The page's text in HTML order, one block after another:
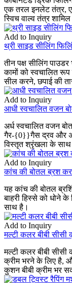
एक तरल इनलेट तंत्र,
स्विच वाल्व तंत्र
Add to Inquiry
थ्री साइड सीलिंग
तीन पक्ष सीलिंग
कामों को स्वचालित
सील करने, छपाई की
Add to Inquiry
आधी स्वचालित वजन
अर्ध स्वचालित वजन
गैर-{0}}गैस द्रव और
विस्तृत श्रृंखला के साथ
Add to Inquiry
कांच की बोतल ब्रश
यह कांच की बोतल
बाहरी हिस्से को धोने
साथ है।
Add to Inquiry
मल्टी कलर बीबी
मल्टी कलर बीबी
क्रीम भरने के लिए है,
कुशन बीबी क्रीम भर